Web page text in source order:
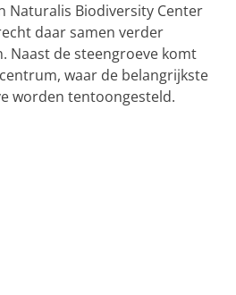
Naturalis Biodiversity Center
daar samen verder
Naast de steengroeve komt
waar de belangrijkste
worden tentoongesteld.